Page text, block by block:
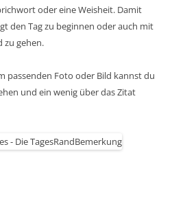
oder eine Weisheit. Damit
den Tag zu beginnen oder auch mit
zu gehen.
passenden Foto oder Bild kannst du
und ein wenig über das Zitat